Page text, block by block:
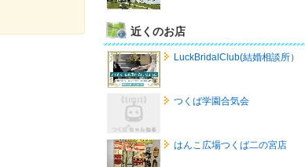
近くのお店
LuckBridalClub(結婚相談所）
つくば学園合気会
はんこ広場つくば二の宮店